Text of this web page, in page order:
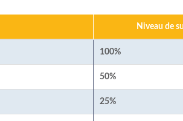
Niveau de
100%
50%
25%